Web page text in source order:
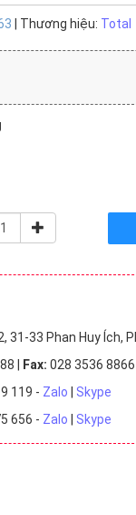
(19)
- 2 triệu VNĐ (30)
giá (11)
| Thương hiệu: Total
31-33 Phan Huy Ích,
| Fax: 028 3536 8866
119 - Zalo
Skype
656 - Zalo Skype